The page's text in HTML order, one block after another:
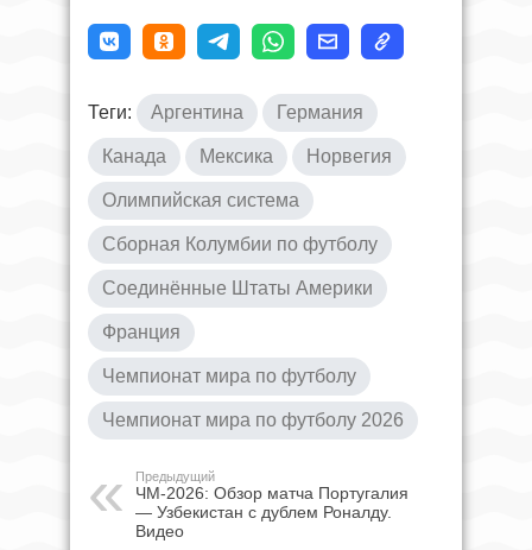
Теги: Аргентина Германия
Канада Мексика Норвегия
Олимпийская система
Сборная Колумбии по футболу
Соединённые Штаты Америки
Франция
Чемпионат мира по футболу
Чемпионат мира по футболу 2026
Предыдущий
ЧМ-2026: Обзор матча Португалия
— Узбекистан с дублем Роналду.
Видео